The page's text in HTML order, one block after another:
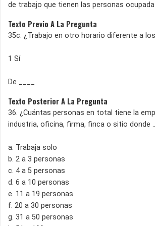
de trabajo que tienen las personas
Texto Previo A La Pregunta
35c. ¿Trabajo en otro horario diferente a
1 Sí
De ____
Texto Posterior A La Pregunta
36. ¿Cuántas personas en total tiene la
industria, oficina, firma, finca o sitio donde
a. Trabaja solo
b. 2 a 3 personas
c. 4 a 5 personas
d. 6 a 10 personas
e. 11 a 19 personas
f. 20 a 30 personas
g. 31 a 50 personas